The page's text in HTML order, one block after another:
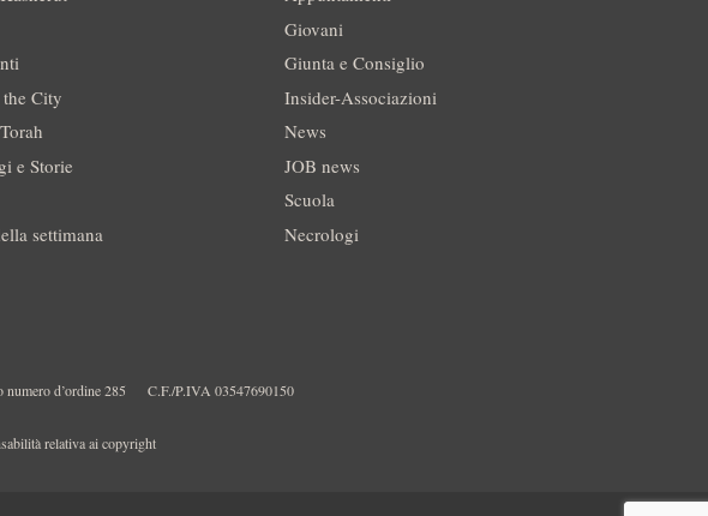
City
e Storie
settimana
Giovani
Giunta e Consiglio
Insider-Associazioni
News
JOB news
Scuola
Necrologi
d’ordine 285 C.F./P.IVA 03547690150
relativa ai copyright